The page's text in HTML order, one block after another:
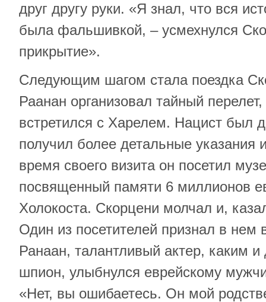
друг другу руки. «Я знал, что вся
была фальшивкой, – усмехнулся
прикрытие».
Следующим шагом стала поездка
Раанан организовал тайный
встретился с Харелем. Нацист был
получил более детальные указания
время своего визита он посетил
посвященный памяти 6 миллионов
Холокоста. Скорцени молчал и,
Один из посетителей признал в нем
Ранаан, талантливый актер, каким
шпион, улыбнулся еврейскому
«Нет, вы ошибаетесь. Он мой